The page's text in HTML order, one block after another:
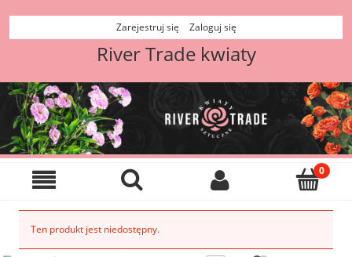
Zarejestruj się Zaloguj się
River Trade kwiaty
Ten produkt jest niedostępny.